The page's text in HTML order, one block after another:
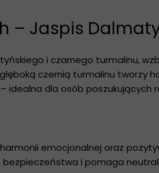
– Jaspis
i czarnego turmalinu,
czernią turmalinu tworzy
idealna dla osób poszukujących
emocjonalnej oraz
bezpieczeństwa i pomaga